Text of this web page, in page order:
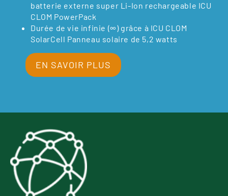
batterie externe super Li-Ion rechargeable ICU
CLOM PowerPack
Durée de vie infinie (∞) grâce à ICU CLOM
SolarCell Panneau solaire de 5,2 watts
EN SAVOIR PLUS